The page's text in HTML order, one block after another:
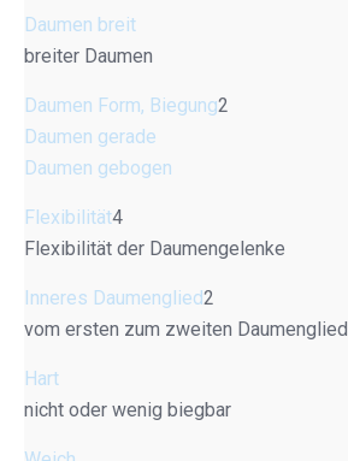
Daumen breit
breiter Daumen
Daumen Form, Biegung2
Daumen gerade
Daumen gebogen
Flexibilität4
Flexibilität der Daumengelenke
Inneres Daumenglied2
vom ersten zum zweiten Daumenglied
Hart
nicht oder wenig biegbar